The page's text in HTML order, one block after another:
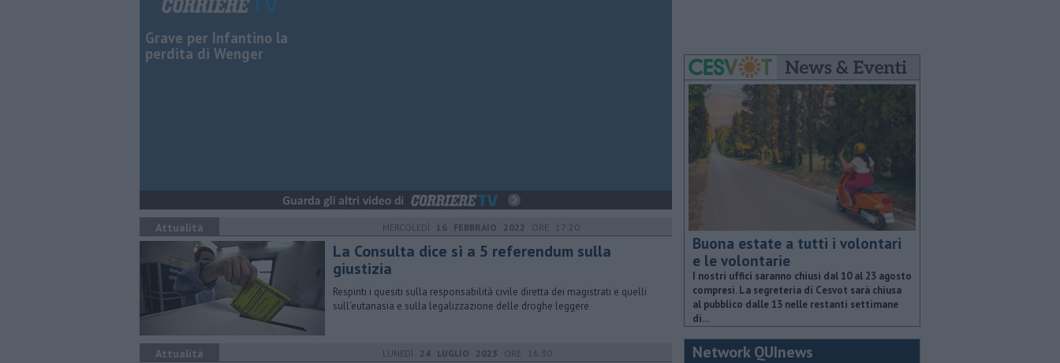
Grave per Infantino la
perdita di Wenger
Attualità MERCOLEDÌ 16 FEBBRAIO 2022 ORE 17:20
La Consulta dice sì a 5 referendum sulla
giustizia
Respinti i quesiti sulla responsabilità civile diretta dei magistrati e quelli
sull'eutanasia e sulla legalizzazione delle droghe leggere
Attualità LUNEDÌ 24 LUGLIO 2023 ORE 16:30
Buona estate a tutti i volontari
e le volontarie
I nostri uffici saranno chiusi dal 10 al 23 agosto
compresi. La segreteria di Cesvot sarà chiusa
al pubblico dalle 13 nelle restanti settimane
di...
Network QUInews